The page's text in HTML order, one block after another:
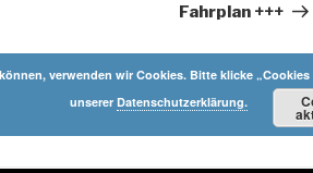
Fahrplan +++
verwenden wir Cookies. Bitte klicke
unserer Datenschutzerklärung.